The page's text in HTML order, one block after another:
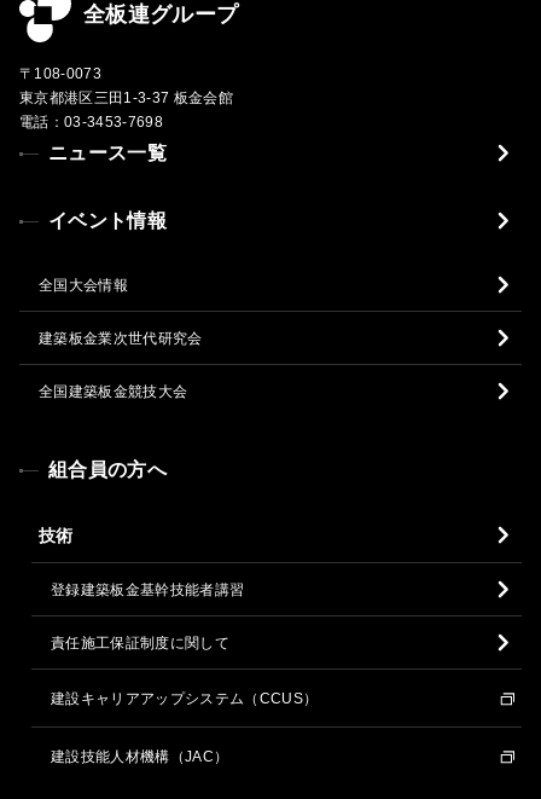
全板連グループ
〒108-0073
東京都港区三田1-3-37 板金会館
電話：03-3453-7698
ニュース一覧
イベント情報
全国大会情報
建築板金業次世代研究会
全国建築板金競技大会
組合員の方へ
技術
登録建築板金基幹技能者講習
責任施工保証制度に関して
建設キャリアアップシステム（CCUS）
建設技能人材機構（JAC）